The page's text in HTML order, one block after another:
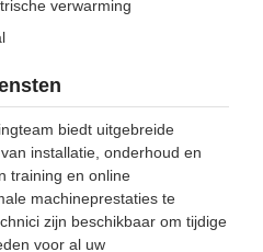
verwarming
biedt uitgebreide
installatie, onderhoud en
training en online
machineprestaties te
zijn beschikbaar om tijdige
voor al uw